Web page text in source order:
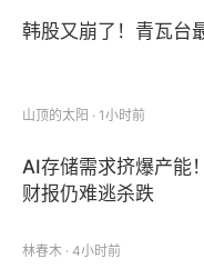
韩股又崩了！青瓦台
山顶的太阳 · 1小时前
AI存储需求挤爆产能
财报仍难逃杀跌
林春木 · 4小时前